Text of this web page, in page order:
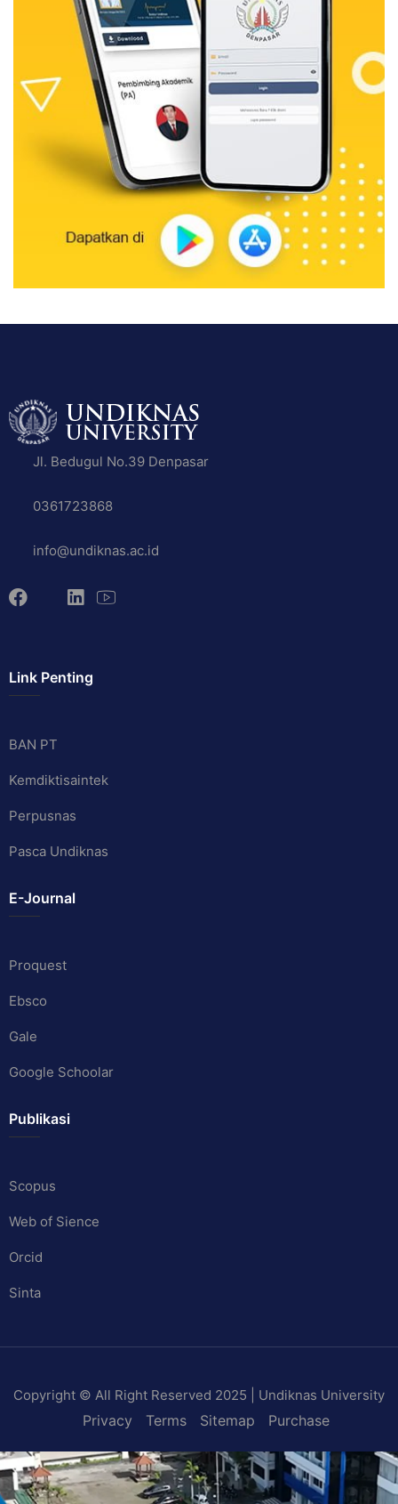
Jl. Bedugul No.39 Denpasar
0361723868
info@undiknas.ac.id
Link Penting
BAN PT
Kemdiktisaintek
Perpusnas
Pasca Undiknas
E-Journal
Proquest
Ebsco
Gale
Google Schoolar
Publikasi
Scopus
Web of Sience
Orcid
Sinta
Copyright © All Right Reserved 2025 | Undiknas University
Privacy Terms Sitemap Purchase